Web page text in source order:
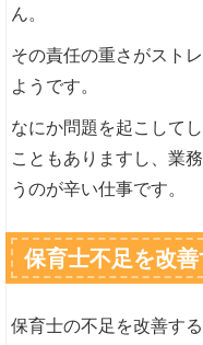
ん。
その責任の重さがスト
ようです。
なにか問題を起こして
こともありますし、業
うのが辛い仕事です。
保育士不足を改
保育士の不足を改善す